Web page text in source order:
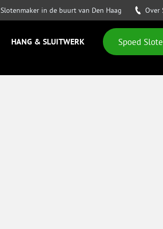
Slotenmaker in de buurt van Den Haag Over
HANG & SLUITWERK Spoed